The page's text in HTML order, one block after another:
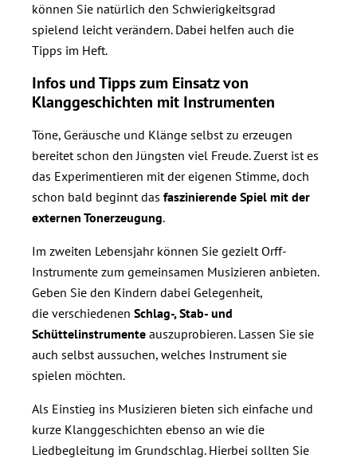
können Sie natürlich den Schwierigkeitsgrad
spielend leicht verändern. Dabei helfen auch die
Tipps im Heft.
Infos und Tipps zum Einsatz von
Klanggeschichten mit Instrumenten
Töne, Geräusche und Klänge selbst zu erzeugen
bereitet schon den Jüngsten viel Freude. Zuerst ist es
das Experimentieren mit der eigenen Stimme, doch
schon bald beginnt das faszinierende Spiel mit der
externen Tonerzeugung.
Im zweiten Lebensjahr können Sie gezielt Orff-
Instrumente zum gemeinsamen Musizieren anbieten.
Geben Sie den Kindern dabei Gelegenheit,
die verschiedenen Schlag-, Stab- und
Schüttelinstrumente auszuprobieren. Lassen Sie sie
auch selbst aussuchen, welches Instrument sie
spielen möchten.
Als Einstieg ins Musizieren bieten sich einfache und
kurze Klanggeschichten ebenso an wie die
Liedbegleitung im Grundschlag. Hierbei sollten Sie